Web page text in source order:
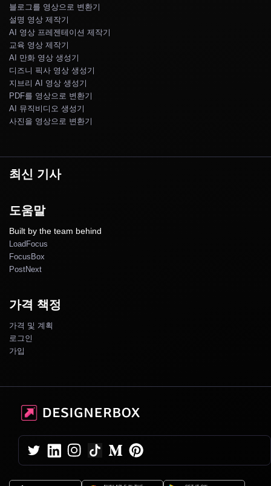
블로그를 영상으로 변환기
설명 영상 제작기
AI 영상 프레젠테이션 제작기
교육 영상 제작기
AI 만화 영상 생성기
디즈니 픽사 영상 생성기
지브리 AI 영상 생성기
PDF를 영상으로 변환기
AI 뮤직비디오 생성기
사진을 영상으로 변환기
최신 기사
도움말
Built by the team behind
LoadFocus
FocusBox
PostNext
가격 책정
가격 및 계획
로그인
가입